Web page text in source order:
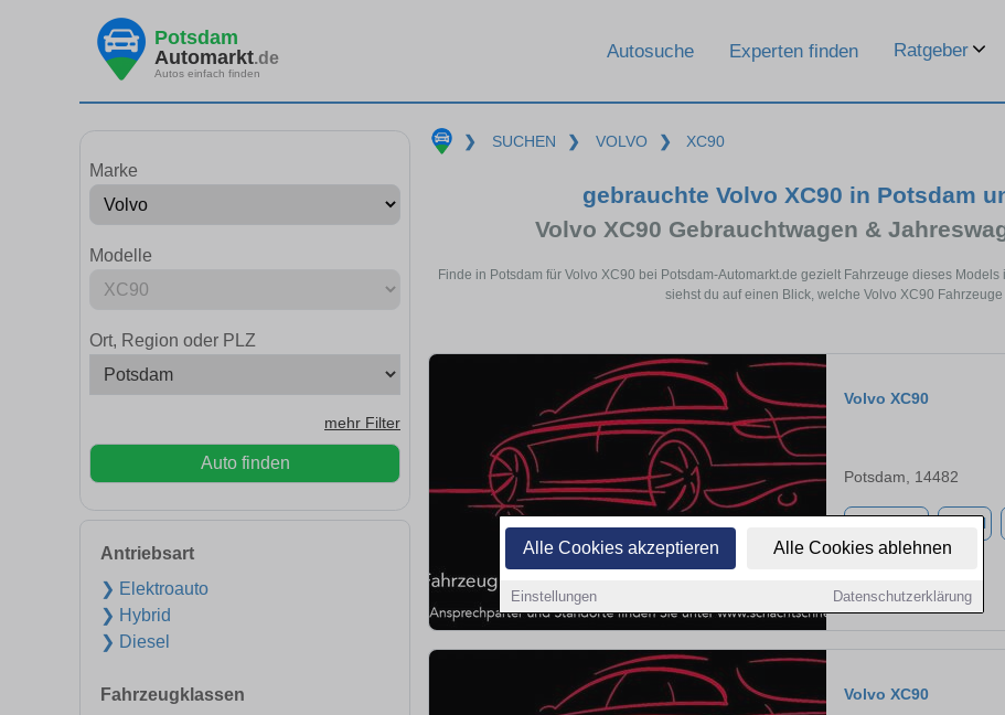
Alle Cookies akzeptieren Alle Cookies ablehnen
Einstellungen Datenschutzerklärung
Potsdam
Automarkt.de
Autos einfach finden
Autosuche Experten finden Ratgeber
Marke
Modelle
Ort, Region oder PLZ
mehr Filter
Auto finden
Antriebsart
❯ Elektroauto
❯ Hybrid
❯ Diesel
Fahrzeugklassen
❯ SUCHEN ❯ VOLVO ❯ XC90
gebrauchte Volvo XC90 in Potsdam
Volvo XC90 Gebrauchtwagen &
Finde in Potsdam für Volvo XC90 bei Potsdam-Automarkt.de gezielt Fahrzeuge dieses
siehst du auf einen Blick, welche Volvo XC90
Volvo XC90
Potsdam, 14482
Diesel
Volvo XC90